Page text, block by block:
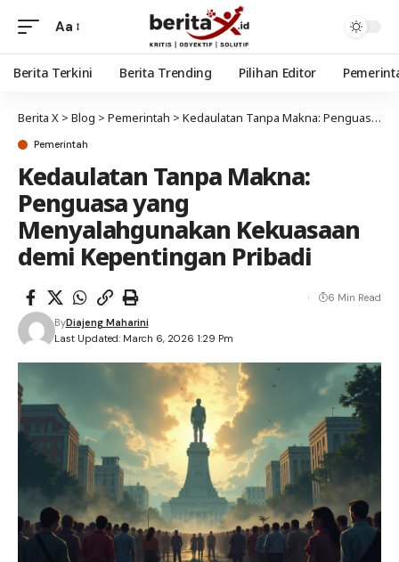
Aa
Berita Terkini Berita Trending Pilihan Editor
Berita X > Blog > Pemerintah > Kedaulatan Tanpa Makna: Penguasa yang Menyalahgunakan Kekuasaan demi Kepentingan Pribadi
Pemerintah
Kedaulatan Tanpa Makna:
Penguasa yang
Menyalahgunakan Kekuasaan
demi Kepentingan Pribadi
Last Updated: March 6, 2026 1:29 Pm
ByDiajeng Maharini
6 Min Read